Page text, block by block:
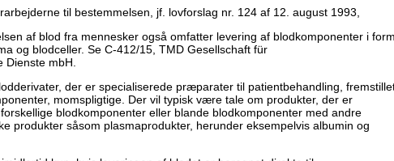
til bestemmelsen, jf. lovforslag nr. 124 af 12. august 1993,
af blod fra mennesker også omfatter levering af blodkomponenter i form
og blodceller. Se C-412/15, TMD Gesellschaft für
Dienste mbH.
der er specialiserede præparater til patientbehandling,
momspligtige. Der vil typisk være tale om produkter, der er
blodkomponenter eller blande blodkomponenter med andre
produkter såsom plasmaprodukter, herunder eksempelvis albumin og